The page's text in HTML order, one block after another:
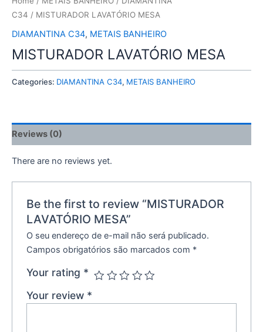
C34 / MISTURADOR LAVATÓRIO MESA
DIAMANTINA C34, METAIS BANHEIRO
MISTURADOR LAVATÓRIO MESA
Categories: DIAMANTINA C34, METAIS BANHEIRO
Reviews (0)
There are no reviews yet.
Be the first to review “MISTURADOR
LAVATÓRIO MESA”
O seu endereço de e-mail não será publicado.
Campos obrigatórios são marcados com *
Your rating *
Your review *